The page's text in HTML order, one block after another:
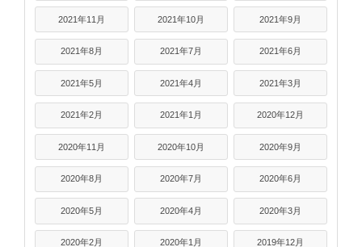
2021年11月 2021年10月 2021年9月
2021年8月 2021年7月 2021年6月
2021年5月 2021年4月 2021年3月
2021年2月 2021年1月 2020年12月
2020年11月 2020年10月 2020年9月
2020年8月 2020年7月 2020年6月
2020年5月 2020年4月 2020年3月
2020年2月 2020年1月 2019年12月